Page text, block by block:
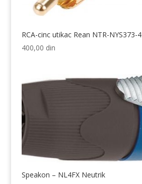
RCA-cinc utikac Rean NTR-NYS373-4
400,00 din
Speakon – NL4FX Neutrik